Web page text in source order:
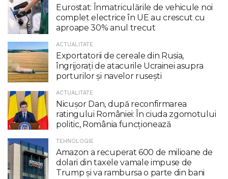
Eurostat: Înmatriculările de vehicule noi
complet electrice în UE au crescut cu
aproape 30% anul trecut
ACTUALITATE
Exportatorii de cereale din Rusia,
îngrijorați de atacurile Ucrainei asupra
porturilor și navelor rusești
ACTUALITATE
Nicuşor Dan, după reconfirmarea
ratingului României: În ciuda zgomotului
politic, România funcţionează
TEHNOLOGIE
Amazon a recuperat 600 de milioane de
dolari din taxele vamale impuse de
Trump şi va rambursa o parte din bani